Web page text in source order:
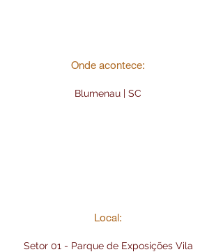
Onde acontece:
Blumenau | SC
Local:
Setor 01 - Parque de Exposições Vila